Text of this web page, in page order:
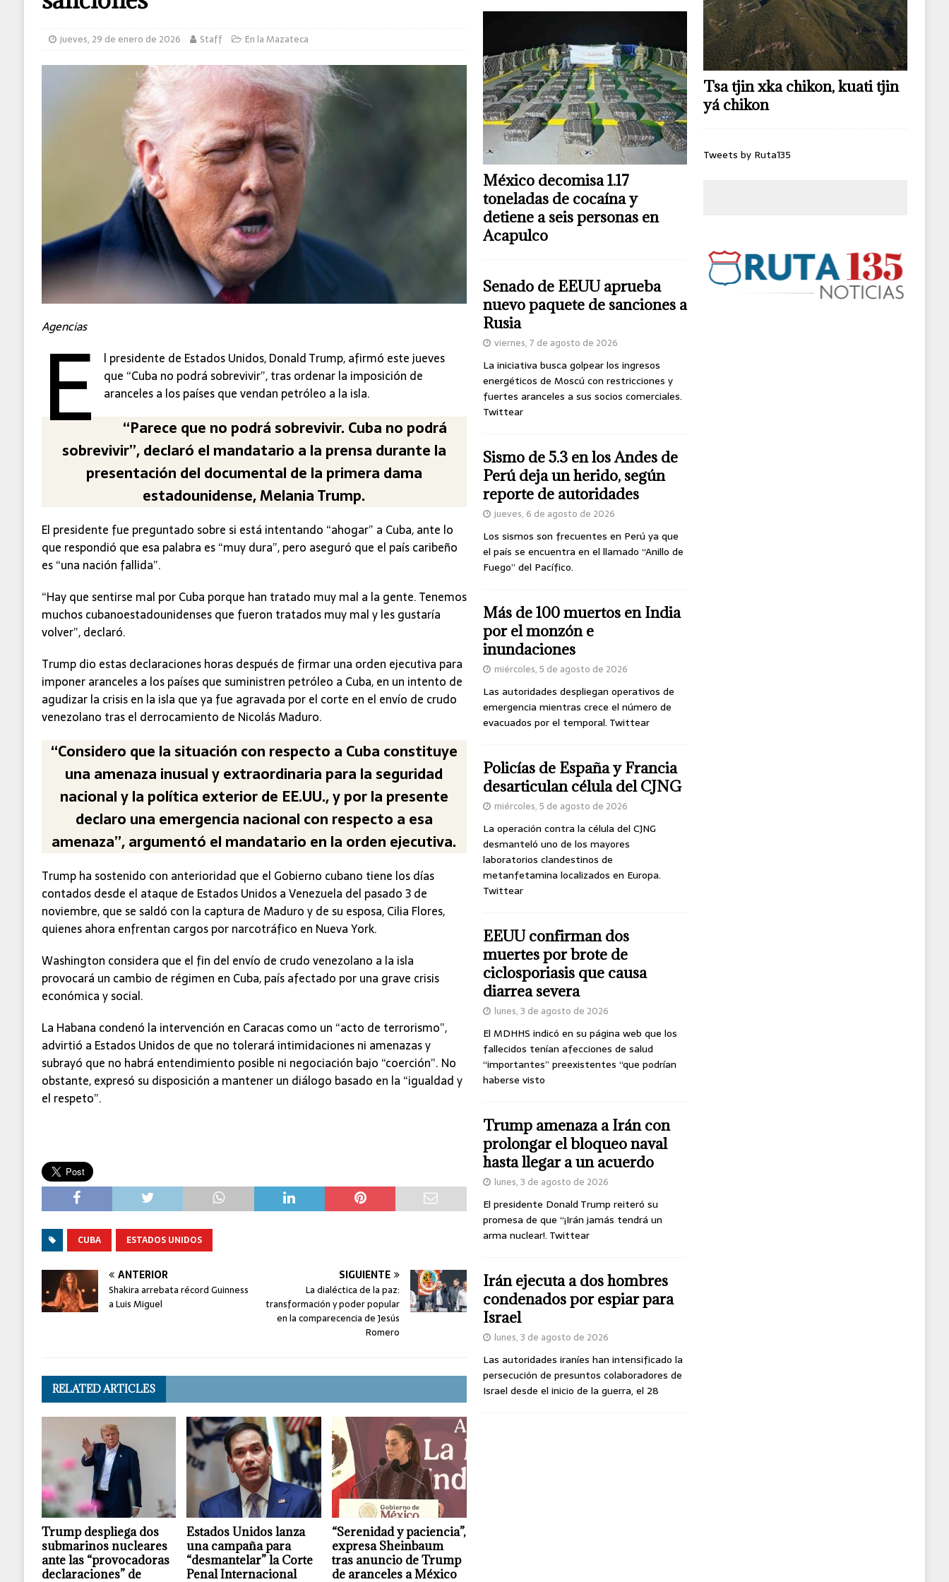
jueves, 29 de enero de 2026 Staff En la Mazateca
Agencias
E
l presidente de Estados Unidos, Donald Trump, afirmó este jueves
que “Cuba no podrá sobrevivir”, tras ordenar la imposición de
aranceles a los países que vendan petróleo a la isla.
“Parece que no podrá sobrevivir. Cuba no podrá
sobrevivir”, declaró el mandatario a la prensa durante la
presentación del documental de la primera dama
estadounidense, Melania Trump.
El presidente fue preguntado sobre si está intentando “ahogar” a Cuba, ante lo
que respondió que esa palabra es “muy dura”, pero aseguró que el país caribeño
es “una nación fallida”.
“Hay que sentirse mal por Cuba porque han tratado muy mal a la gente. Tenemos
muchos cubanoestadounidenses que fueron tratados muy mal y les gustaría
volver”, declaró.
Trump dio estas declaraciones horas después de firmar una orden ejecutiva para
imponer aranceles a los países que suministren petróleo a Cuba, en un intento de
agudizar la crisis en la isla que ya fue agravada por el corte en el envío de crudo
venezolano tras el derrocamiento de Nicolás Maduro.
“Considero que la situación con respecto a Cuba constituye
una amenaza inusual y extraordinaria para la seguridad
nacional y la política exterior de EE.UU., y por la presente
declaro una emergencia nacional con respecto a esa
amenaza”, argumentó el mandatario en la orden ejecutiva.
Trump ha sostenido con anterioridad que el Gobierno cubano tiene los días
contados desde el ataque de Estados Unidos a Venezuela del pasado 3 de
noviembre, que se saldó con la captura de Maduro y de su esposa, Cilia Flores,
quienes ahora enfrentan cargos por narcotráfico en Nueva York.
Washington considera que el fin del envío de crudo venezolano a la isla
provocará un cambio de régimen en Cuba, país afectado por una grave crisis
económica y social.
La Habana condenó la intervención en Caracas como un “acto de terrorismo”,
advirtió a Estados Unidos de que no tolerará intimidaciones ni amenazas y
subrayó que no habrá entendimiento posible ni negociación bajo “coerción”. No
obstante, expresó su disposición a mantener un diálogo basado en la “igualdad y
el respeto”.
CUBA ESTADOS UNIDOS
ANTERIOR
Shakira arrebata récord Guinness
a Luis Miguel
SIGUIENTE
La dialéctica de la paz:
transformación y poder popular
en la comparecencia de Jesús
Romero
RELATED ARTICLES
Trump despliega dos
submarinos nucleares
ante las “provocadoras
declaraciones” de
Estados Unidos lanza
una campaña para
“desmantelar” la Corte
Penal Internacional
“Serenidad y paciencia”,
expresa Sheinbaum
tras anuncio de Trump
de aranceles a México
México decomisa 1.17
toneladas de cocaína y
detiene a seis personas en
Acapulco
Senado de EEUU aprueba
nuevo paquete de sanciones a
Rusia
viernes, 7 de agosto de 2026
La iniciativa busca golpear los ingresos
energéticos de Moscú con restricciones y
fuertes aranceles a sus socios comerciales.
Twittear
Sismo de 5.3 en los Andes de
Perú deja un herido, según
reporte de autoridades
jueves, 6 de agosto de 2026
Los sismos son frecuentes en Perú ya que
el país se encuentra en el llamado “Anillo de
Fuego” del Pacífico.
Más de 100 muertos en India
por el monzón e
inundaciones
miércoles, 5 de agosto de 2026
Las autoridades despliegan operativos de
emergencia mientras crece el número de
evacuados por el temporal. Twittear
Policías de España y Francia
desarticulan célula del CJNG
miércoles, 5 de agosto de 2026
La operación contra la célula del CJNG
desmanteló uno de los mayores
laboratorios clandestinos de
metanfetamina localizados en Europa.
Twittear
EEUU confirman dos
muertes por brote de
ciclosporiasis que causa
diarrea severa
lunes, 3 de agosto de 2026
El MDHHS indicó en su página web que los
fallecidos tenían afecciones de salud
“importantes” preexistentes “que podrían
haberse visto
Trump amenaza a Irán con
prolongar el bloqueo naval
hasta llegar a un acuerdo
lunes, 3 de agosto de 2026
El presidente Donald Trump reiteró su
promesa de que “¡Irán jamás tendrá un
arma nuclear!. Twittear
Irán ejecuta a dos hombres
condenados por espiar para
Israel
lunes, 3 de agosto de 2026
Las autoridades iraníes han intensificado la
persecución de presuntos colaboradores de
Israel desde el inicio de la guerra, el 28
Tsa tjin xka chikon, kuati tjin
yá chikon
Tweets by Ruta135